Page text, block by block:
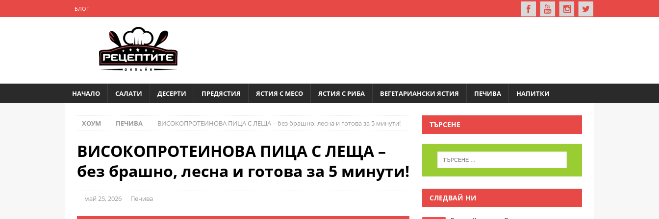
БЛОГ
НАЧАЛО САЛАТИ ДЕСЕРТИ ПРЕДЯСТИЯ ЯСТИЯ С МЕСО ЯСТИЯ С РИБА ВЕГЕТАРИАНСКИ ЯСТИЯ ПЕЧИВА НАПИТКИ
ХОУМ ПЕЧИВА ВИСОКОПРОТЕИНОВА ПИЦА С ЛЕЩА – без брашно, лесна и готова за 5 минути!
ВИСОКОПРОТЕИНОВА ПИЦА С ЛЕЩА –
без брашно, лесна и готова за 5 минути!
май 25, 2026 Печива
ТЪРСЕНЕ
СЛЕДВАЙ НИ